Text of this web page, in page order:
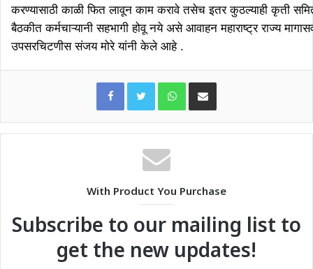
करण्यासाठी काळी फित लावून काम करावे तसेच इतर कुठल्याही कृती
बैठकीत कर्मचाऱ्यानी सहभागी होवू नये असे आवाहन महाराष्ट्र राज्य
उपसरचिटणीस संजय मोरे यांनी केले आहे .
WhatsAppShare via Email
With Product You Purchase
Subscribe to our mailing list to
get the new updates!